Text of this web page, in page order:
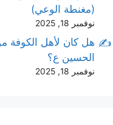
(مغنطة الوعي)
نوفمبر 18, 2025
هل كان لأهل الكوفة
الحسين ع؟
نوفمبر 18, 2025